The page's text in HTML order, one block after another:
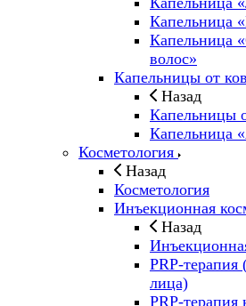
Капельница
Капельница
волос»
Капельницы от
Назад
Капельницы
Капельница
Косметология
Назад
Косметология
Инъекционная
Назад
PRP-терапия
лица)
PRP-